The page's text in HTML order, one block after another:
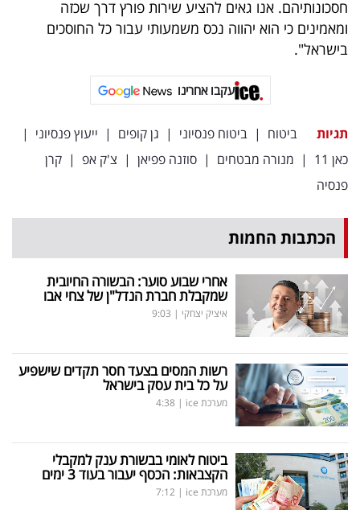
חסכונותיהם. אנו גאים להציע שירות פורץ דרך שכזה
ומאמינים כי הוא יהווה נכס משמעותי עבור כל החוסכים
בישראל".
עקבו אחרינו
תגיות ביטוח | ביטוח פנסיוני | גן קופים | ייעוץ פנסיוני |
כאן 11
| מנורה מבטחים | סוזנה פפיאן | צ'ק אפ | קרן
פנסיה
הכתבות החמות
אחרי שבוע סוער: הבשורה החיובית
שמקבלת חברת הנדל"ן של צחי אבו
איציק יצחקי |
9:03
רשות המסים בצעד חסר תקדים שישפיע
על כל בית עסק בישראל
מערכת ice |
4:38
ביטוח לאומי בבשורת ענק למקבלי
הקצבאות: הכסף יעבור בעוד 3 ימים
מערכת ice |
7:12